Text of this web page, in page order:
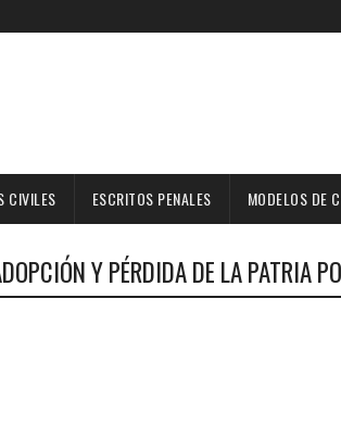
CIVILES ESCRITOS PENALES MODELOS DE
Y PÉRDIDA DE LA PATRIA